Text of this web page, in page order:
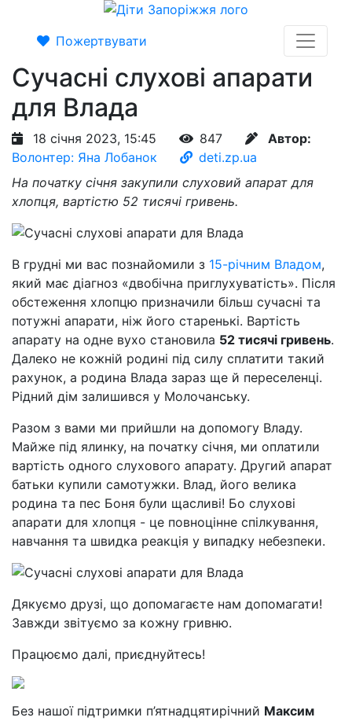
Пожертвувати
Сучасні слухові апарати
для Влада
18 січня 2023, 15:45 847
Автор:
Волонтер: Яна Лобанок
deti.zp.ua
На початку січня закупили слуховий апарат для
хлопця, вартістю 52 тисячі гривень.
В грудні ми вас познайомили з 15-річним Владом,
який має діагноз «двобічна приглухуватість». Після
обстеження хлопцю призначили більш сучасні та
потужні апарати, ніж його старенькі. Вартість
апарату на одне вухо становила 52 тисячі гривень.
Далеко не кожній родині під силу сплатити такий
рахунок, а родина Влада зараз ще й переселенці.
Рідний дім залишився у Молочанську.
Разом з вами ми прийшли на допомогу Владу.
Майже під ялинку, на початку січня, ми оплатили
вартість одного слухового апарату. Другий апарат
батьки купили самотужки. Влад, його велика
родина та пес Боня були щасливі! Бо слухові
апарати для хлопця - це повноцінне спілкування,
навчання та швидка реакція у випадку небезпеки.
Дякуємо друзі, що допомагаєте нам допомагати!
Завжди звітуємо за кожну гривню.
Працюємо далі, приєднуйтесь!
Без нашої підтримки п’ятнадцятирічний Максим